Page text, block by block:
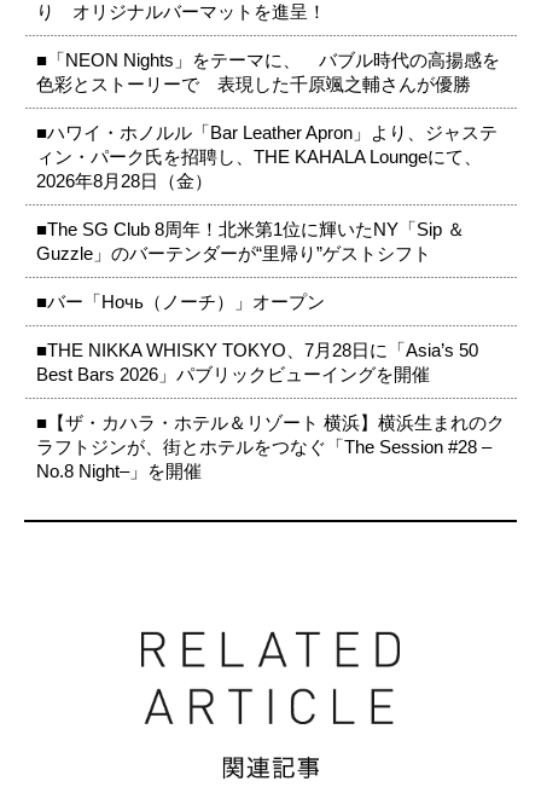
り オリジナルバーマットを進呈！
■「NEON Nights」をテーマに、 バブル時代の高揚感を
色彩とストーリーで 表現した千原颯之輔さんが優勝
■ハワイ・ホノルル「Bar Leather Apron」より、ジャステ
ィン・パーク氏を招聘し、THE KAHALA Loungeにて、
2026年8月28日（金）
■The SG Club 8周年！北米第1位に輝いたNY「Sip ＆
Guzzle」のバーテンダーが“里帰り”ゲストシフト
■バー「Ночь（ノーチ）」オープン
■THE NIKKA WHISKY TOKYO、7月28日に「Asia’s 50
Best Bars 2026」パブリックビューイングを開催
■【ザ・カハラ・ホテル＆リゾート 横浜】横浜生まれのク
ラフトジンが、街とホテルをつなぐ「The Session #28 –
No.8 Night–」を開催